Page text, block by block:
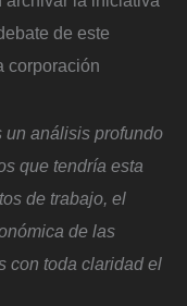
de este
corporación
análisis profundo
que tendría esta
de trabajo, el
de las
con toda claridad el